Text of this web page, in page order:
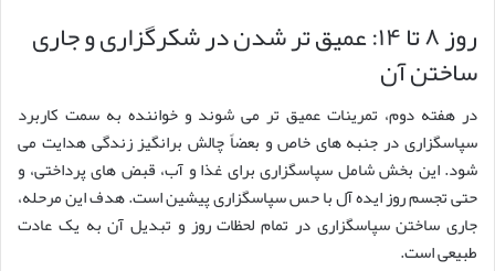
روز ۸ تا ۱۴: عمیق تر شدن در شکرگزاری و جاری
ساختن آن
در هفته دوم، تمرینات عمیق تر می شوند و خواننده به سمت کاربرد
سپاسگزاری در جنبه های خاص و بعضاً چالش برانگیز زندگی هدایت می
شود. این بخش شامل سپاسگزاری برای غذا و آب، قبض های پرداختی، و
حتی تجسم روز ایده آل با حس سپاسگزاری پیشین است. هدف این مرحله،
جاری ساختن سپاسگزاری در تمام لحظات روز و تبدیل آن به یک عادت
طبیعی است.